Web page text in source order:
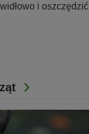
i oszczędzić